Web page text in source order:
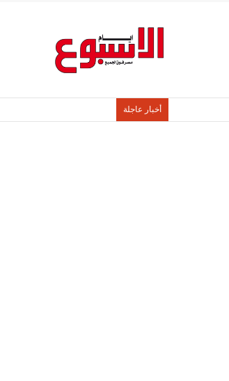
أخبار عاجلة